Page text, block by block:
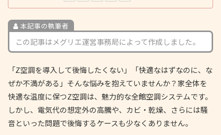
本記事の執筆者
この記事はメグリエ運営事務局によって作成しました。
「Z空調を導入して後悔したくない」「快適なはずなのに、な
ぜか不満がある」そんな悩みを抱えていませんか？家全体を
快適な温度に保つZ空調は、魅力的な全館空調システムです。
しかし、電気代の想定外の高騰や、カビ・乾燥、さらには騒
音といった問題で後悔するケースも少なくありません。